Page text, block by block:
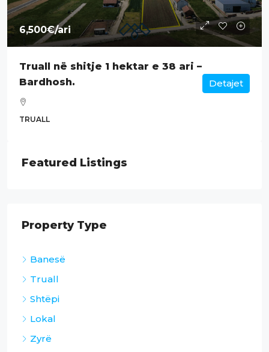
6,500€/ari
Truall në shitje 1 hektar e 38 ari –
Bardhosh.
TRUALL
Detajet
Featured Listings
Property Type
Banesë
Truall
Shtëpi
Lokal
Zyrë